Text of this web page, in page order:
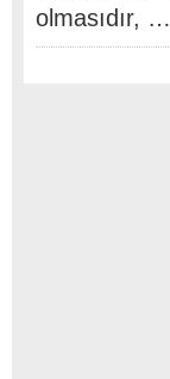
olmasıdır, …